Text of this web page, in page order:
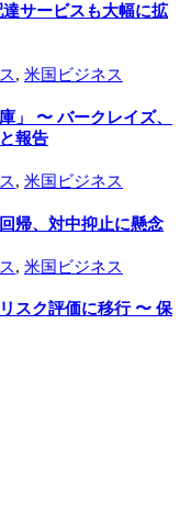
サービスも大幅に拡
, 米国ビジネス
」 〜 バークレイズ、
報告
, 米国ビジネス
帰、対中抑止に懸念
, 米国ビジネス
スク評価に移行 〜 保